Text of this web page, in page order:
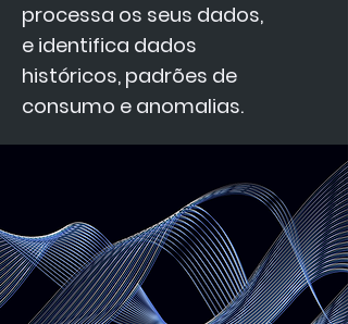
processa os seus dados,
e identifica dados
históricos, padrões de
consumo e anomalias.